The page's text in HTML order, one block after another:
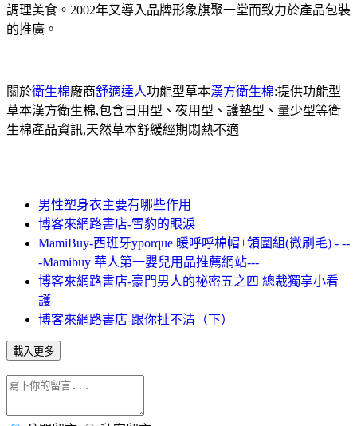
調理美食。2002年又導入品牌形象旗聚一堂而致力於產品包裝
的推廣。
關於衛生棉廠商舒適達人功能型草本漢方衛生棉:提供功能型
草本漢方衛生棉,包含日用型、夜用型、護墊型、量少型等衛
生棉產品資訊,天然草本舒緩經期悶熱不適
男性塑身衣主要有哪些作用
博客來網路書店-雪豹的眼淚
MamiBuy-西班牙yporque 暖呼呼棉帽+領圍組(微刷毛) - --
-Mamibuy 華人第一嬰兒用品推薦網站---
博客來網路書店-豪門男人的祕密五之四 總裁獨享小看
護
博客來網路書店-跟你扯不清（下）
載入更多